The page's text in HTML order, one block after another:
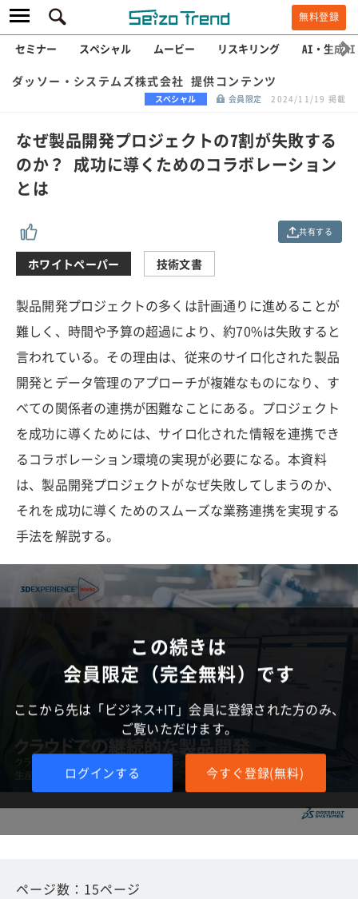
無料登録
セミナー スペシャル ムービー リスキリング AI・生成AI
ダッソー・システムズ株式会社 提供コンテンツ
スペシャル 会員限定 2024/11/19 掲載
なぜ製品開発プロジェクトの7割が失敗する
のか？ 成功に導くためのコラボレーション
とは
共有する
ホワイトペーパー 技術文書
製品開発プロジェクトの多くは計画通りに進めることが
難しく、時間や予算の超過により、約70%は失敗すると
言われている。その理由は、従来のサイロ化された製品
開発とデータ管理のアプローチが複雑なものになり、す
べての関係者の連携が困難なことにある。プロジェクト
を成功に導くためには、サイロ化された情報を連携でき
るコラボレーション環境の実現が必要になる。本資料
は、製品開発プロジェクトがなぜ失敗してしまうのか、
それを成功に導くためのスムーズな業務連携を実現する
手法を解説する。
この続きは
会員限定（完全無料）です
ここから先は「ビジネス+IT」会員に登録された方のみ、
ご覧いただけます。
ログインする 今すぐ登録(無料)
ページ数：15ページ